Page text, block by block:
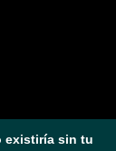
existiría sin tu